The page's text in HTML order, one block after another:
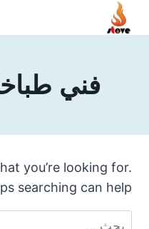
التجاوز
فني
you’re looking for.
searching can help.